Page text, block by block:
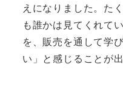
えになりました。た
も誰かは見てくれて
を、販売を通して学
い」と感じることが